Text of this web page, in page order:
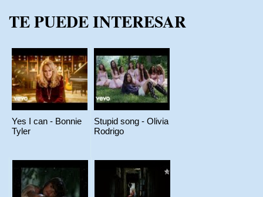
TE PUEDE INTERESAR
Yes I can - Bonnie
Tyler
Stupid song - Olivia
Rodrigo